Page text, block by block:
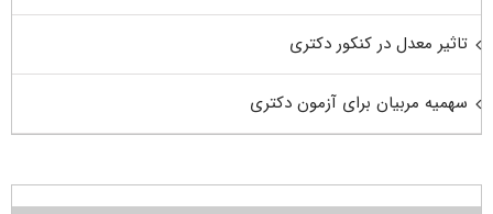
تاثیر معدل در کنکور دکتری
سهمیه مربیان برای آزمون دکتری